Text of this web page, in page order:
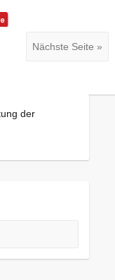
Nächste Seite »
der